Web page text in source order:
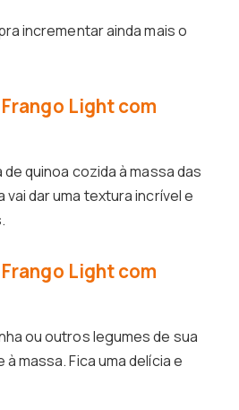
incrementar ainda mais o
Light com
quinoa cozida à massa das
vai dar uma textura incrível e
Light com
ou outros legumes de sua
massa. Fica uma delícia e